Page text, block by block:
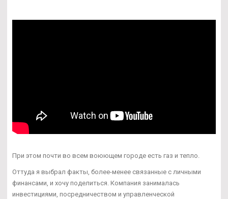
При этом почти во всем воюющем городе есть газ и тепло.
Оттуда я выбрал факты, более-менее связанные с личными
финансами, и хочу поделиться. Компания занималась
инвестициями, посредничеством и управленческой